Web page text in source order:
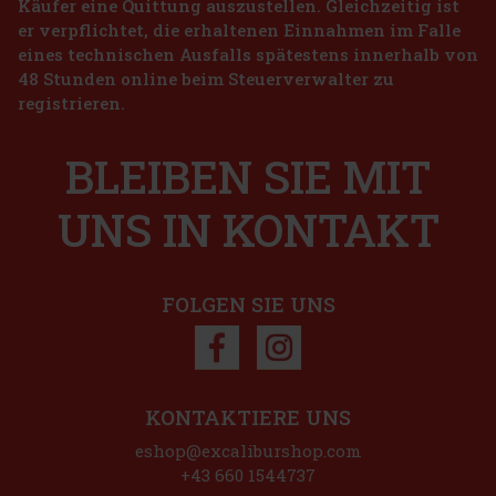
Rohstoffen verbindet. Er wird in der Brennerei Asahikawa auf der
nördlichen Insel Hokkaido hergestellt und zeichnet sich durch die
40.50€ ohne VAT 49 €
Bestellen
Etsu Double Yuzu Japanese Gin 43% 0,7 l + Glas
Horvath's Pistazien-Crem-Likör 17% 0,7 l
AUF LAGER
alle Liebhaber süßer, samtig-weicher Getränke anspricht. Dank
seiner feinen Konsistenz und seinem geringen Alkoholgehalt
Bestellen
Käufer eine Quittung auszustellen. Gleichzeitig ist
er verpflichtet, die erhaltenen Einnahmen im Falle
eines technischen Ausfalls spätestens innerhalb von
48 Stunden online beim Steuerverwalter zu
registrieren.
BLEIBEN SIE MIT
UNS IN KONTAKT
FOLGEN SIE UNS
KONTAKTIERE UNS
eshop@excaliburshop.com
+43 660 1544737